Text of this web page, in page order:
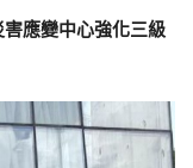
應變中心強化三級